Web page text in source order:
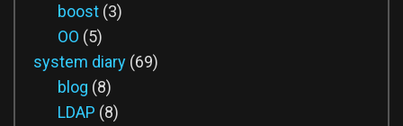
boost (3)
OO (5)
system diary (69)
blog (8)
LDAP (8)